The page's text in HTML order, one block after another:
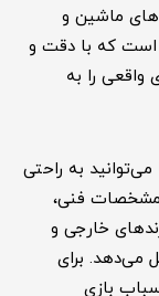
ماشین و
است که با دقت و
را به
می‌توانید به راحتی
مشخصات فنی،
خارجی و
می‌دهد. برای
بازی